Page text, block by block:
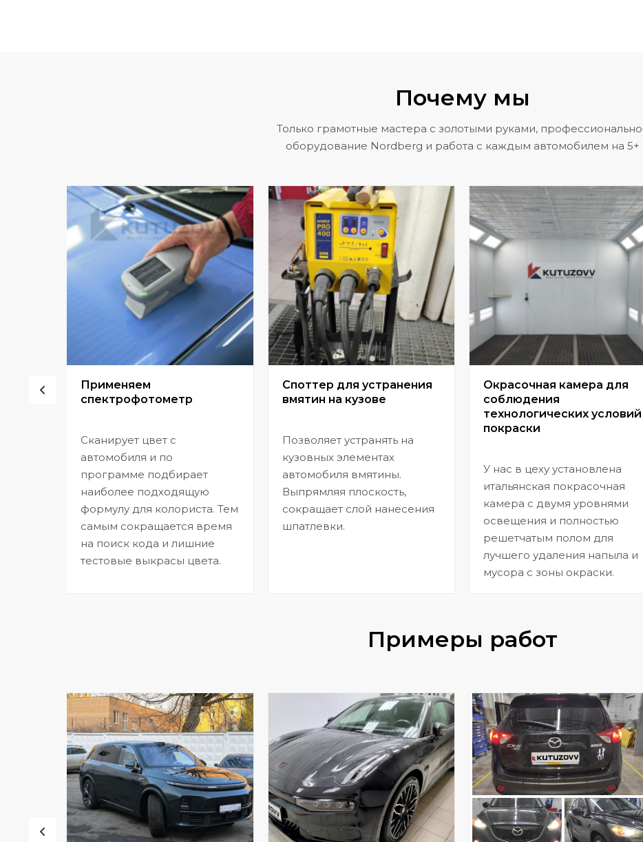
Почему мы
Только грамотные мастера с золотыми руками,
оборудование Nordberg и работа с каждым автомобилем на 5+
Применяем
спектрофотометр
Сканирует цвет с
автомобиля и по
программе подбирает
наиболее подходящую
формулу для колориста. Тем
самым сокращается время
на поиск кода и лишние
тестовые выкрасы цвета.
Споттер для устранения
вмятин на кузове
Позволяет устранять на
кузовных элементах
автомобиля вмятины.
Выпрямляя плоскость,
сокращает слой нанесения
шпатлевки.
Окрасочная камера для
соблюдения
технологических условий
покраски
У нас в цеху установлена
итальянская покрасочная
камера с двумя уровнями
освещения и полностью
решетчатым полом для
лучшего удаления напыла и
мусора с зоны окраски.
Примеры работ